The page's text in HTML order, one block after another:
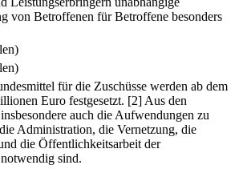
von Betroffenen für Betroffene besonders
für die Zuschüsse werden ab dem
Euro festgesetzt. [2] Aus den
auch die Aufwendungen zu
Administration, die Vernetzung, die
die Öffentlichkeitsarbeit der
sind.